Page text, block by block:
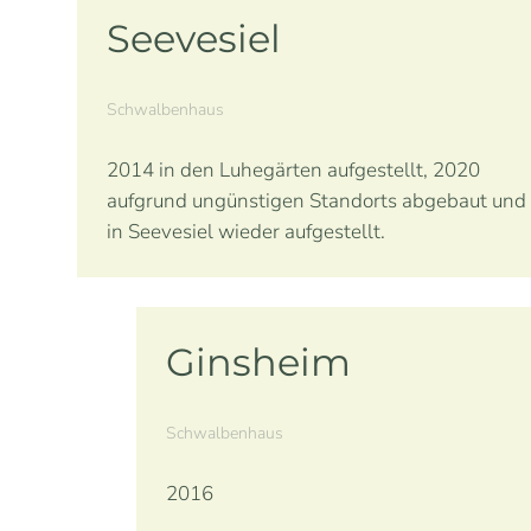
Seevesiel
Schwalbenhaus
2014 in den Luhegärten aufgestellt, 2020
aufgrund ungünstigen Standorts abgebaut und
in Seevesiel wieder aufgestellt.
Ginsheim
Schwalbenhaus
2016